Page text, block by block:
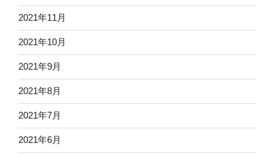
2021年11月
2021年10月
2021年9月
2021年8月
2021年7月
2021年6月